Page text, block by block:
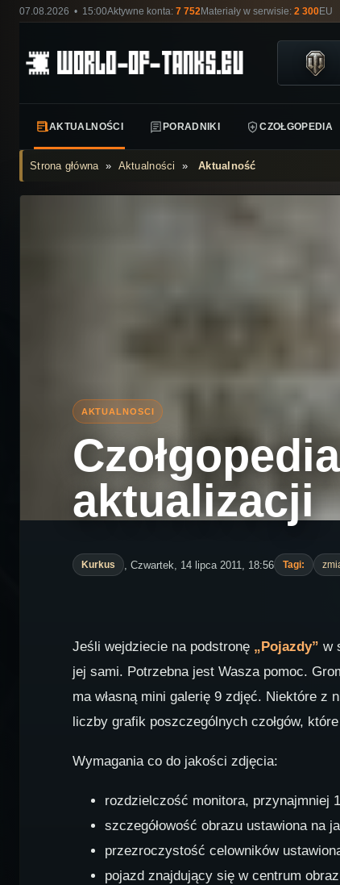
07.08.2026 • 15:00Aktywne konta: 7 752Materiały w serwisie: 2 300EU
AKTUALNOŚCI PORADNIKI CZOŁGOPEDIA
Strona główna» Aktualności »Aktualność
aktualizacji
Kurkus , Czwartek, 14 lipca 2011, 18:56 Tagi:
Jeśli wejdziecie na podstronę „Pojazdy” w
jej sami. Potrzebna jest Wasza pomoc.
ma własną mini galerię 9 zdjęć. Niektóre z
liczby grafik poszczególnych czołgów,
Wymagania co do jakości zdjęcia:
rozdzielczość monitora, przynajmniej
szczegółowość obrazu ustawiona na
przezroczystość celowników
pojazd znajdujący się w centrum